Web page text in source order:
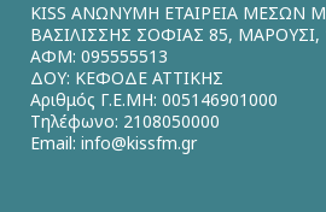
KISS ΑΝΩΝΥΜΗ ΕΤΑΙΡΕΙΑ ΜΕΣΩΝ
ΒΑΣΙΛΙΣΣΗΣ ΣΟΦΙΑΣ 85, ΜΑΡΟΥΣΙ,
ΑΦΜ: 095555513
ΔΟΥ: ΚΕΦΟΔΕ ΑΤΤΙΚΗΣ
Αριθμός Γ.Ε.ΜΗ: 005146901000
Τηλέφωνο: 2108050000
Email: info@kissfm.gr